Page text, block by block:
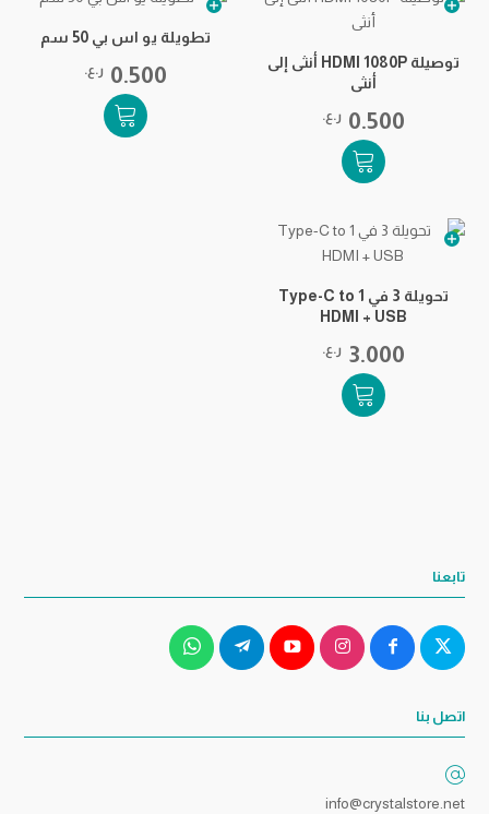
توصيلة HDMI 1080P أنثى إلى
أنثى
0.500 ر.ع.
تطويلة يو اس بي 50 سم
0.500 ر.ع.
تحويلة 3 في 1 Type-C to
HDMI + USB
3.000 ر.ع.
تابعنا
اتصل بنا
info@crystalstore.net